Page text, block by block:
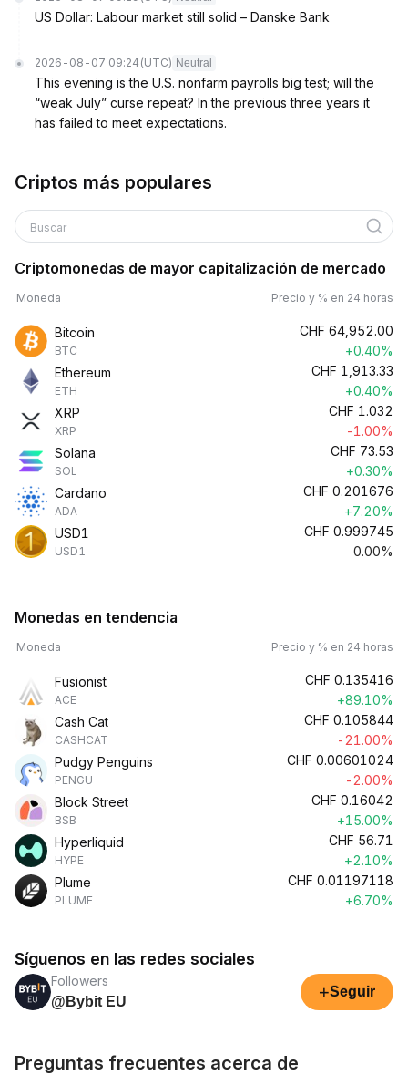
US Dollar: Labour market still solid – Danske Bank
2026-08-07 09:24 (UTC) Neutral
This evening is the U.S. nonfarm payrolls big test; will the
“weak July” curse repeat? In the previous three years it
has failed to meet expectations.
Criptos más populares
Buscar
Criptomonedas de mayor capitalización de mercado
Moneda Precio y % en 24 horas
Bitcoin
BTC
CHF 64,952.00
+0.40%
Ethereum
ETH
CHF 1,913.33
+0.40%
XRP
XRP
CHF 1.032
-1.00%
Solana
SOL
CHF 73.53
+0.30%
Cardano
ADA
CHF 0.201676
+7.20%
USD1
USD1
CHF 0.999745
0.00%
Monedas en tendencia
Moneda Precio y % en 24 horas
Fusionist
ACE
CHF 0.135416
+89.10%
Cash Cat
CASHCAT
CHF 0.105844
-21.00%
Pudgy Penguins
PENGU
CHF 0.00601024
-2.00%
Block Street
BSB
CHF 0.16042
+15.00%
Hyperliquid
HYPE
CHF 56.71
+2.10%
Plume
PLUME
CHF 0.01197118
+6.70%
Síguenos en las redes sociales
Followers
@Bybit EU
+Seguir
Preguntas frecuentes acerca de